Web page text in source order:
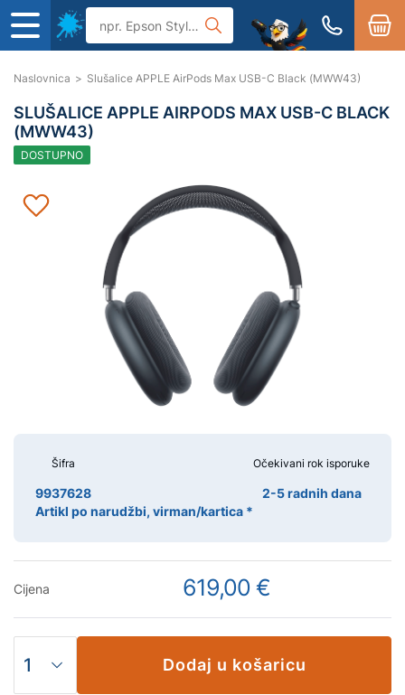
Naslovnica > Slušalice APPLE AirPods Max USB-C Black (MWW43)
SLUŠALICE APPLE AIRPODS MAX USB-C BLACK
(MWW43)
DOSTUPNO
Šifra
9937628
Očekivani rok isporuke
2-5 radnih dana
Artikl po narudžbi, virman/kartica *
Cijena 619,00 €
Dodaj u košaricu